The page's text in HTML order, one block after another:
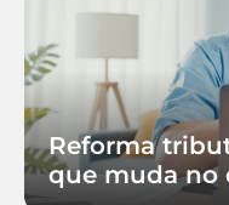
Reforma
que muda no